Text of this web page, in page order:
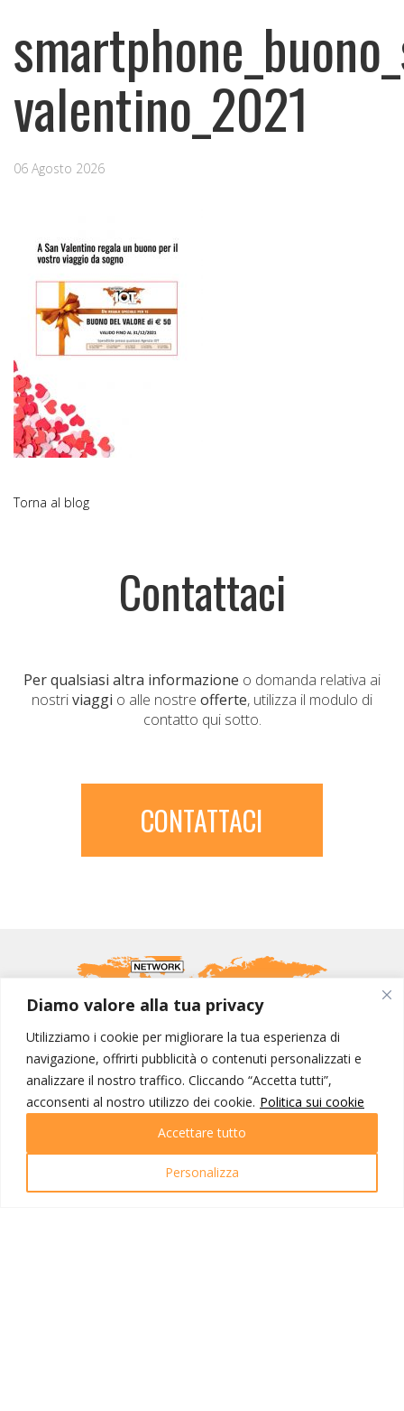
Diamo valore alla tua privacy
Utilizziamo i cookie per migliorare la tua esperienza di
navigazione, offrirti pubblicità o contenuti personalizzati e
analizzare il nostro traffico. Cliccando “Accetta tutti”,
acconsenti al nostro utilizzo dei cookie. Politica sui cookie
Personalizza
Accettare tutto
valentino_2021
06 Agosto 2026
Torna al blog
Contattaci
Per qualsiasi altra informazione o domanda relativa ai
nostriviaggi o alle nostre offerte, utilizza il modulo di
contatto qui sotto.
CONTATTACI
MONDO IOT VIAGGI
Corporate
Contatti
I NOSTRI PRODOTTI